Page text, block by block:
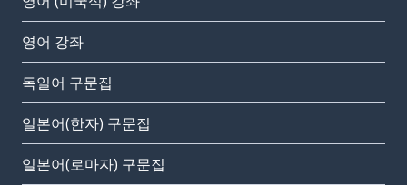
영어 강좌
독일어 구문집
일본어(한자) 구문집
일본어(로마자) 구문집